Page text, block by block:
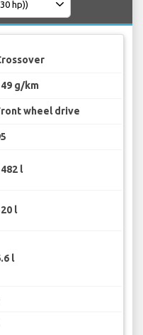
g/km
wheel drive
l
l
l